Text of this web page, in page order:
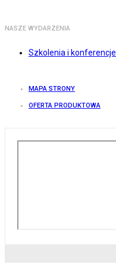
NASZE WYDARZENIA
Szkolenia i konferencje
MAPA STRONY
OFERTA PRODUKTOWA